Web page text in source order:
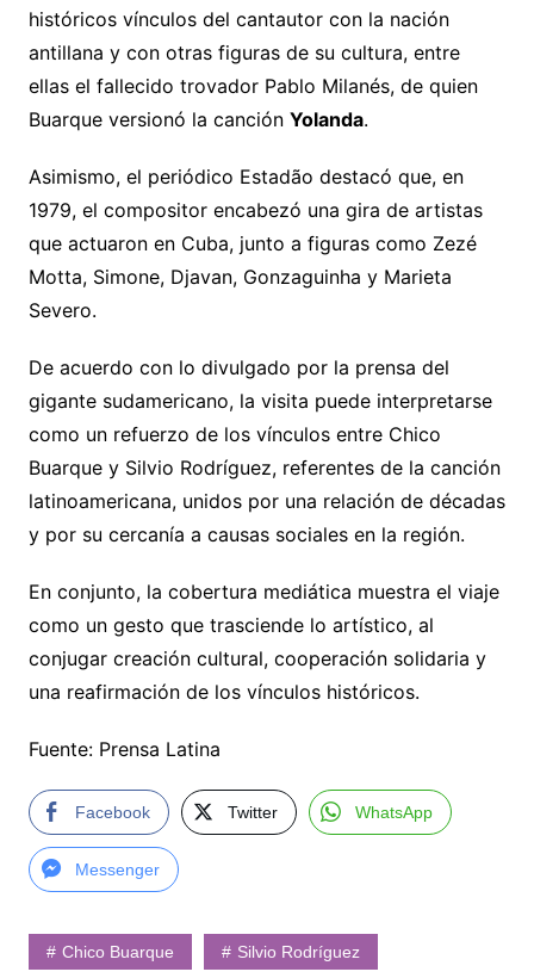
históricos vínculos del cantautor con la nación
antillana y con otras figuras de su cultura, entre
ellas el fallecido trovador Pablo Milanés, de quien
Buarque versionó la canción Yolanda.
Asimismo, el periódico Estadão destacó que, en
1979, el compositor encabezó una gira de artistas
que actuaron en Cuba, junto a figuras como Zezé
Motta, Simone, Djavan, Gonzaguinha y Marieta
Severo.
De acuerdo con lo divulgado por la prensa del
gigante sudamericano, la visita puede interpretarse
como un refuerzo de los vínculos entre Chico
Buarque y Silvio Rodríguez, referentes de la canción
latinoamericana, unidos por una relación de décadas
y por su cercanía a causas sociales en la región.
En conjunto, la cobertura mediática muestra el viaje
como un gesto que trasciende lo artístico, al
conjugar creación cultural, cooperación solidaria y
una reafirmación de los vínculos históricos.
Fuente: Prensa Latina
Facebook Twitter WhatsApp
Messenger
Chico Buarque Silvio Rodríguez